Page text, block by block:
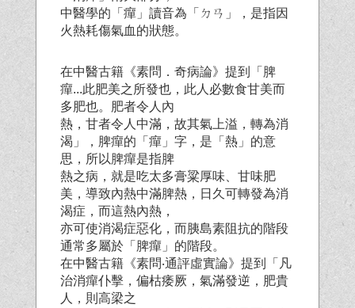
中醫學的「癉」讀音為「ㄉㄢ」，是指因
火熱耗傷氣血的狀態。
在中醫古籍《素問．奇病論》提到「脾
癉...此肥美之所發也，此人必數食甘美而
多肥也。肥者令人內
熱，甘者令人中滿，故其氣上溢，轉為消
渴」，脾癉的「癉」字，是「熱」的意
思，所以脾癉是指脾
熱之病，就是吃太多膏粱厚味、甘味肥
美，導致內熱中滿脾熱，日久可轉發為消
渴症，而這熱內熱，
亦可使消渴症惡化，而胰島素阻抗的階段
通常多屬於「脾癉」的階段。
在中醫古籍《素問‧通評虛實論》提到「凡
治消癉仆擊，偏枯痿厥，氣滿發逆，肥貴
人，則高梁之